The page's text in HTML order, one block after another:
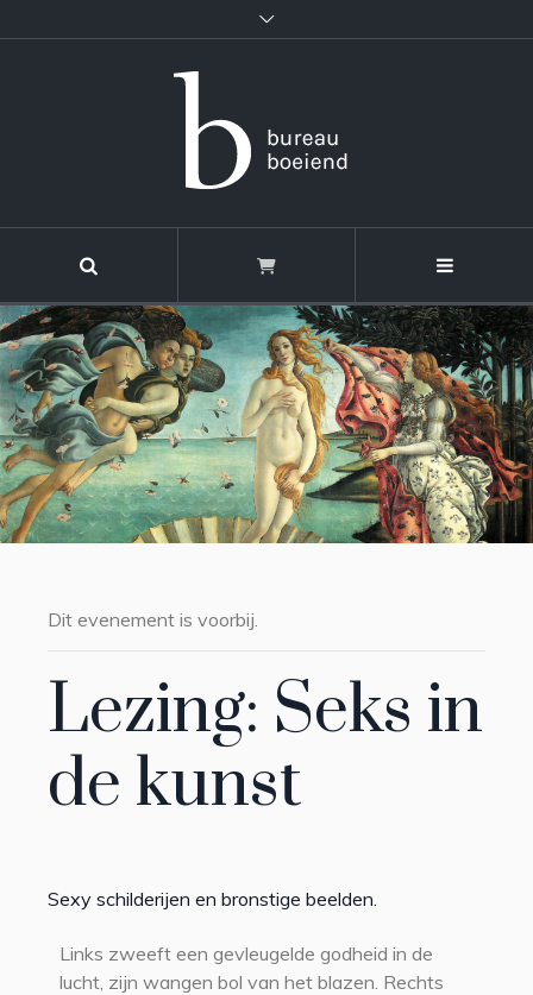
Dit evenement is voorbij.
Lezing: Seks in
de kunst
Sexy schilderijen en bronstige beelden.
Links zweeft een gevleugelde godheid in de
lucht, zijn wangen bol van het blazen. Rechts